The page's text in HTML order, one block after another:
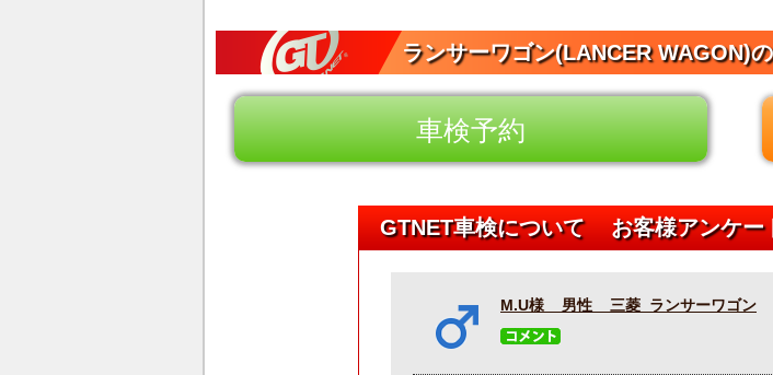
ランサーワゴン(LANCER WAGON)
車検予約
GTNET車検について お客様アンケー
M.U様 男性 三菱 ランサーワゴン